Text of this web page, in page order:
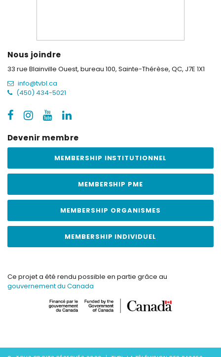
Nous joindre
33 rue Blainville Ouest, bureau 100, Sainte-Thérèse, QC, J7E 1X1
info@tvbl.ca
(450) 434-5021
Devenir membre
MEMBERSHIP INSTITUTIONNEL
MEMBERSHIP PME
MEMBERSHIP ORGANISMES
MEMBERSHIP INDIVIDUEL
Ce projet a été rendu possible en partie grâce au
gouvernement du Canada